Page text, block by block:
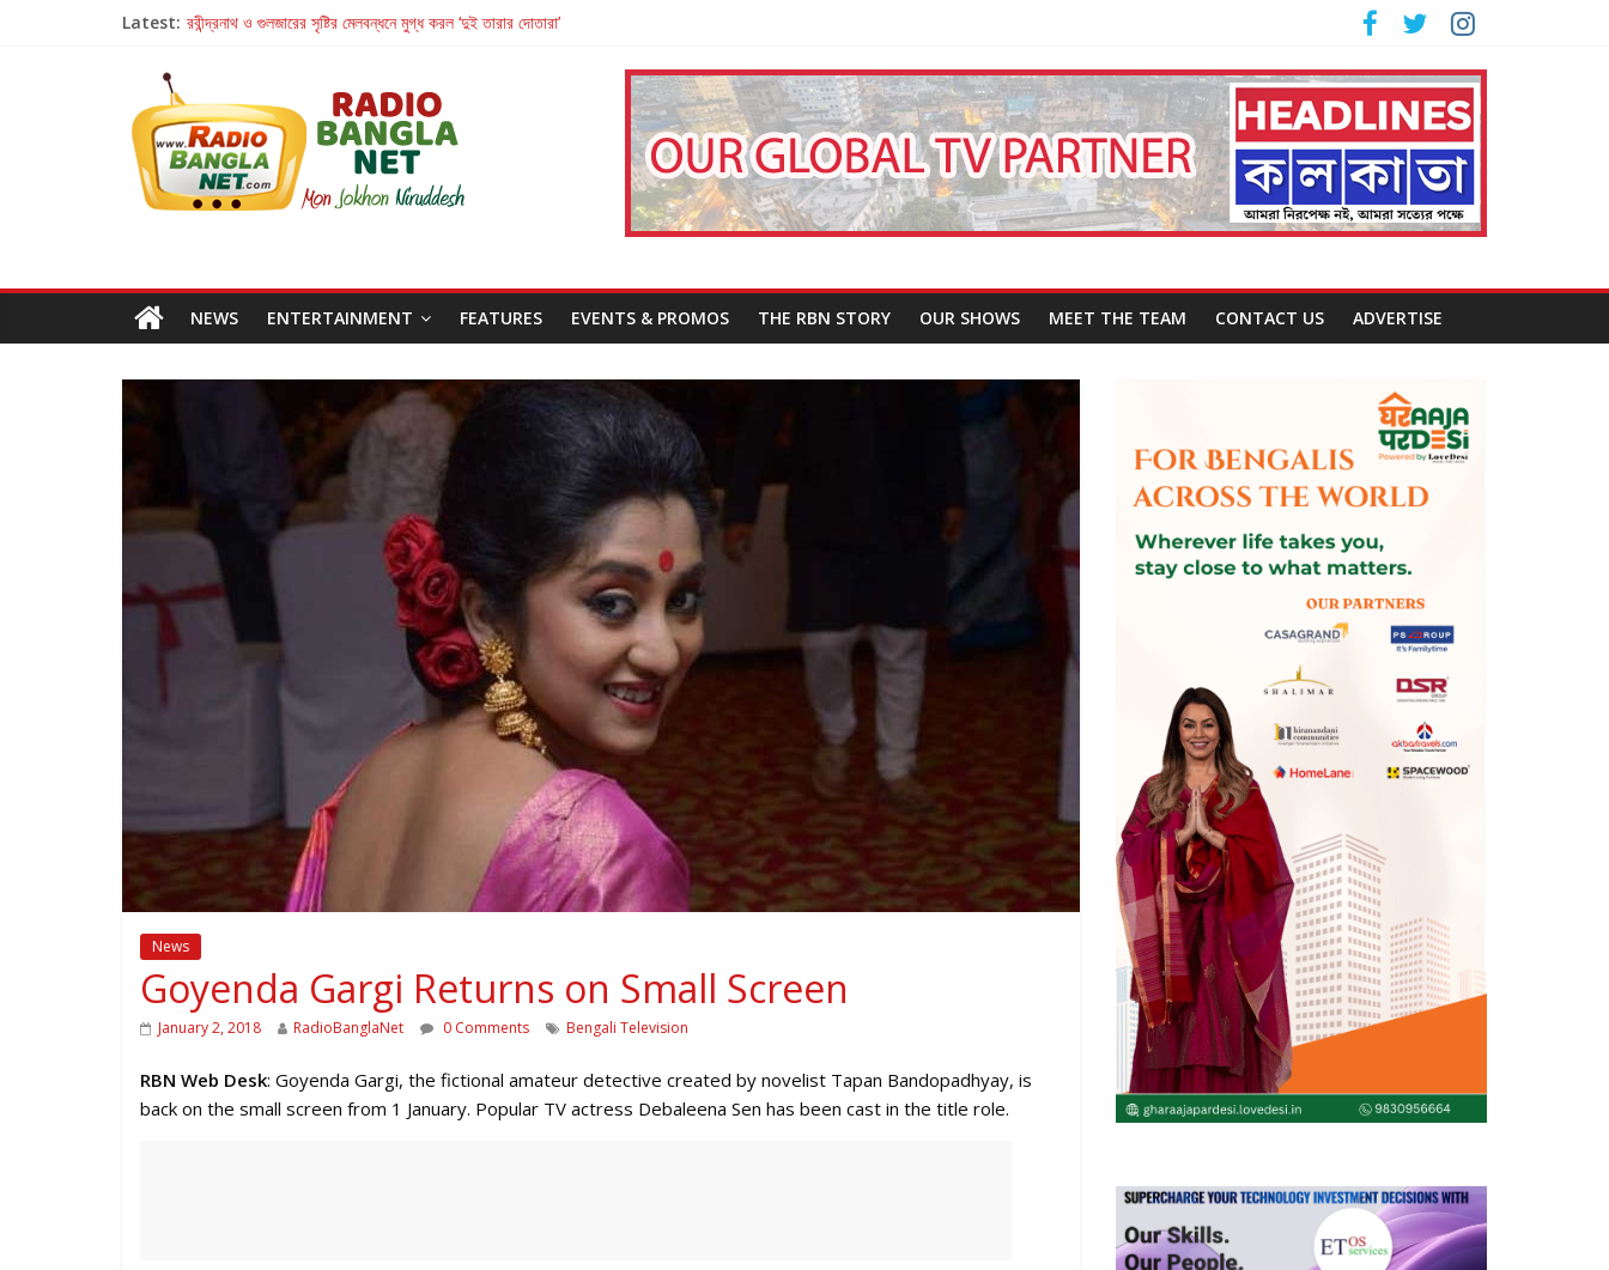
Latest: রবীন্দ্রনাথ ও গুলজারের সৃষ্টির মেলবন্ধনে মুগ্ধ করল ‘দুই তারার দোতারা’
Retribution: A Thought-Provoking Short Film That Challenges Our Understanding of Justice
হাওয়া বদলের টলিউডে ‘তুমি এলে তাই’
NEWS ENTERTAINMENT FEATURES EVENTS & PROMOS THE RBN STORY OUR SHOWS MEET THE TEAM CONTACT US ADVERTISE
News
Goyenda Gargi Returns on Small Screen
January 2, 2018 RadioBanglaNet 0 Comments Bengali Television
RBN Web Desk: Goyenda Gargi, the fictional amateur detective created by novelist Tapan Bandopadhyay, is
back on the small screen from 1 January. Popular TV actress Debaleena Sen has been cast in the title role.